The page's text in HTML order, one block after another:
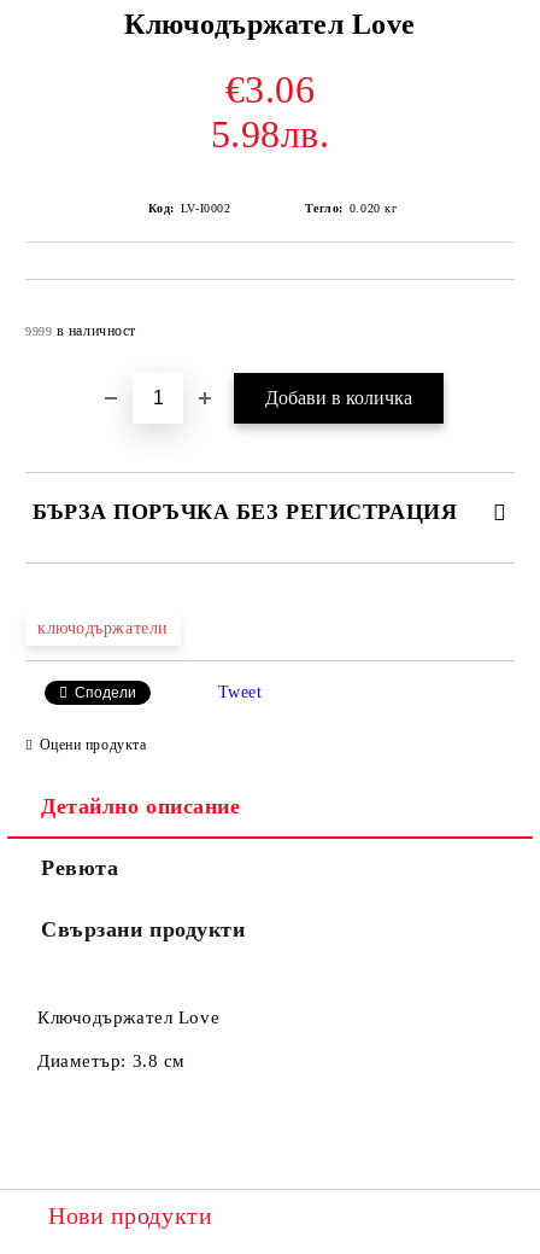
Ключодържател Love
€3.06
5.98лв.
Код: LV-I0002 Тегло: 0.020 кг
9999 в наличност
БЪРЗА ПОРЪЧКА БЕЗ РЕГИСТРАЦИЯ
Съгласен съм с
Ние ще се свържем с вас в рамките на работния ден.
ключодържатели
Сподели Tweet
Оцени продукта
Детайлно описание
Ревюта
Свързани продукти
Ключодържател Love
Диаметър: 3.8 см
Нови продукти